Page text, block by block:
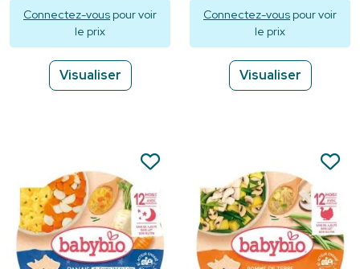
Connectez-vous pour voir
le prix
Visualiser
Connectez-vous pour voir
le prix
Visualiser